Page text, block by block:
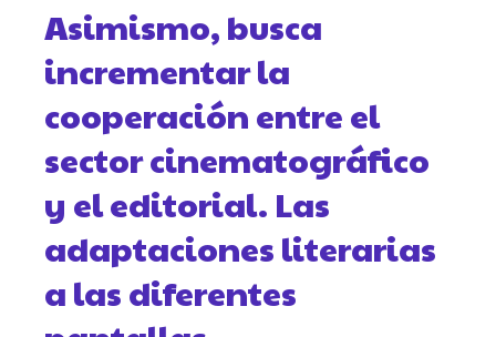
Asimismo, busca
incrementar la
cooperación entre el
sector cinematográfico
y el editorial. Las
adaptaciones literarias
a las diferentes